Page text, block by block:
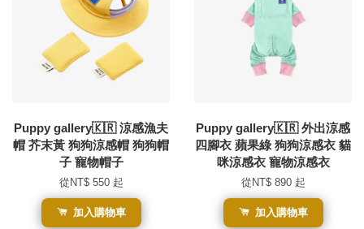
Puppy gallery🇰🇷 涼感漁夫
帽 芥末黃 狗狗涼感帽 狗狗帽
子 寵物帽子
從 NT$ 550 起
加入購物車
Puppy gallery🇰🇷 外出涼感
四腳衣 蘋果綠 狗狗涼感衣 貓
咪涼感衣 寵物涼感衣
從 NT$ 890 起
加入購物車